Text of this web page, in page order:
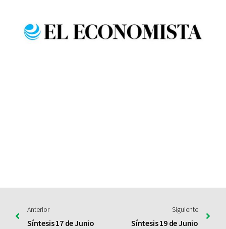
Anterior
Síntesis 17 de Junio
Siguiente
Síntesis 19 de Junio